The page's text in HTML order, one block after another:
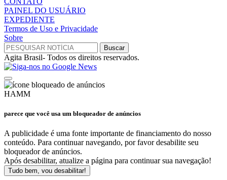
PAINEL DO USUÁRIO
EXPEDIENTE
Termos de Uso e Privacidade
Sobre
Agita Brasil- Todos os direitos reservados.
HAMM
parece que você usa um bloqueador de anúncios
A publicidade é uma fonte importante de financiamento do nosso
conteúdo. Para continuar navegando, por favor desabilite seu
bloqueador de anúncios.
Após desabilitar, atualize a página para continuar sua navegação!
Tudo bem, vou desabilitar!